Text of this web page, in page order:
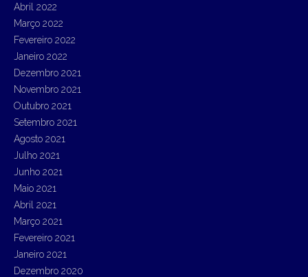
Abril 2022
Março 2022
Fevereiro 2022
Janeiro 2022
Dezembro 2021
Novembro 2021
Outubro 2021
Setembro 2021
Agosto 2021
Julho 2021
Junho 2021
Maio 2021
Abril 2021
Março 2021
Fevereiro 2021
Janeiro 2021
Dezembro 2020